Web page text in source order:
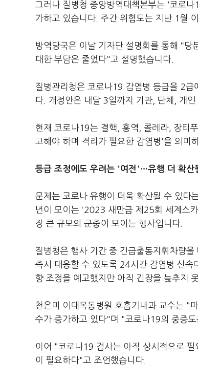
그러나 질병청 중앙방역대책본부는 '코로
가하고 있습니다. 주간 위험도는 지난 1월
방역당국은 이날 기자단 설명회를 통해 "당
대한 부담은 줄었다"고 설명했습니다.
질병관리청은 코로나19 감염병 등급을 2급
다. 개정안은 내달 3일까지 기관, 단체, 개인
현재 코로나19는 결핵, 홍역, 콜레라, 장티
고해야 하며 격리가 필요한 감염병'을 의미
등급 조정에도 우려는 '여전'…유행 더 확산
문제는 코로나 유행이 더욱 확산될 수 있
년이 모이는 '2023 새만금 제25회 세계스
장 큰 규모의 군중이 모이는 행사입니다.
질병청은 행사 기간 중 긴급출동지휘차량
즉시 대응할 수 있도록 24시간 감염병 신
향 조정을 예고했지만 아직 긴장을 늦추지
천은미 이대목동병원 호흡기내과 교수는 "
수가 증가하고 있다"며 "코로나19의 중증
이어 "코로나19 검사는 아직 상시적으로
이 필요하다"고 조언했습니다.